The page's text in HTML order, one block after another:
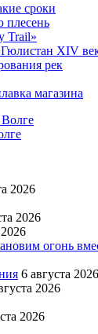
сроки
плесень
Trail»
Гюлистан XIV
рек
магазина
2026
2026
огонь
6 августа 2026
2026
2026